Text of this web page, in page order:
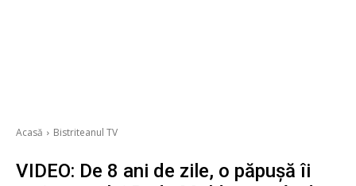
Acasă Bistriteanul TV
VIDEO: De 8 ani de zile, o păpușă îi